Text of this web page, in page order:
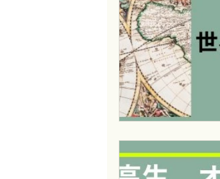
ONEPIECE
古文書くずし字勉強会